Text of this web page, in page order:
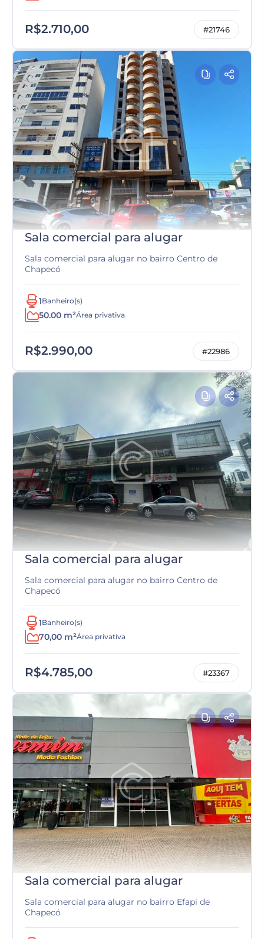
R$2.710,00 #21746
Sala comercial para alugar
Sala comercial para alugar no bairro Centro de
Chapecó
1Banheiro(s)
50.00 m²Área privativa
R$2.990,00 #22986
Sala comercial para alugar
Sala comercial para alugar no bairro Centro de
Chapecó
1Banheiro(s)
70,00 m²Área privativa
R$4.785,00 #23367
Sala comercial para alugar
Sala comercial para alugar no bairro Efapi de
Chapecó